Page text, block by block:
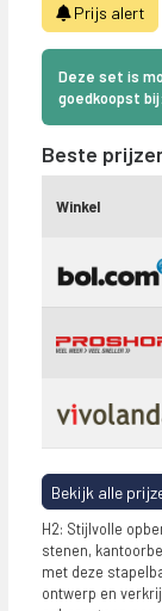
Prijs alert
Deze set is
goedkoopst bij:
Beste
Winkel
Bekijk alle
H2: Stijlvolle
stenen,
met deze
ontwerp en